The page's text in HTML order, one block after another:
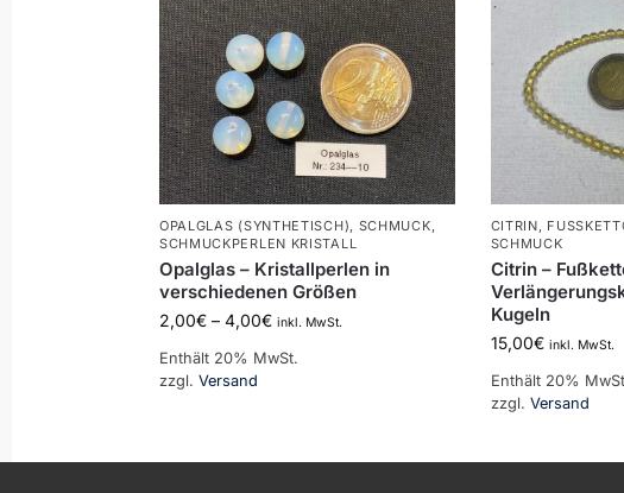
OPALGLAS (SYNTHETISCH), SCHMUCK,
SCHMUCKPERLEN KRISTALL
Opalglas – Kristallperlen in
verschiedenen Größen
2,00€ – 4,00€ inkl. MwSt.
Enthält 20% MwSt.
zzgl. Versand
CITRIN,
SCHMUCK
Citrin –
Kugeln
15,00€ inkl. MwSt.
Enthält 20%
zzgl. Versand